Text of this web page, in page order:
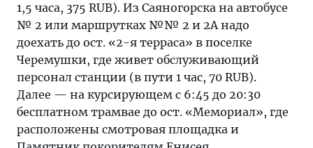
1,5 часа, 375 RUB). Из Саяногорска на автобусе
№ 2 или маршрутках №№ 2 и 2А надо
доехать до ост. «2-я терраса» в поселке
Черемушки, где живет обслуживающий
персонал станции (в пути 1 час, 70 RUB).
Далее — на курсирующем с 6:45 до 20:30
бесплатном трамвае до ост. «Мемориал», где
расположены смотровая площадка и